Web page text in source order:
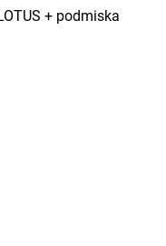
+ podmiska